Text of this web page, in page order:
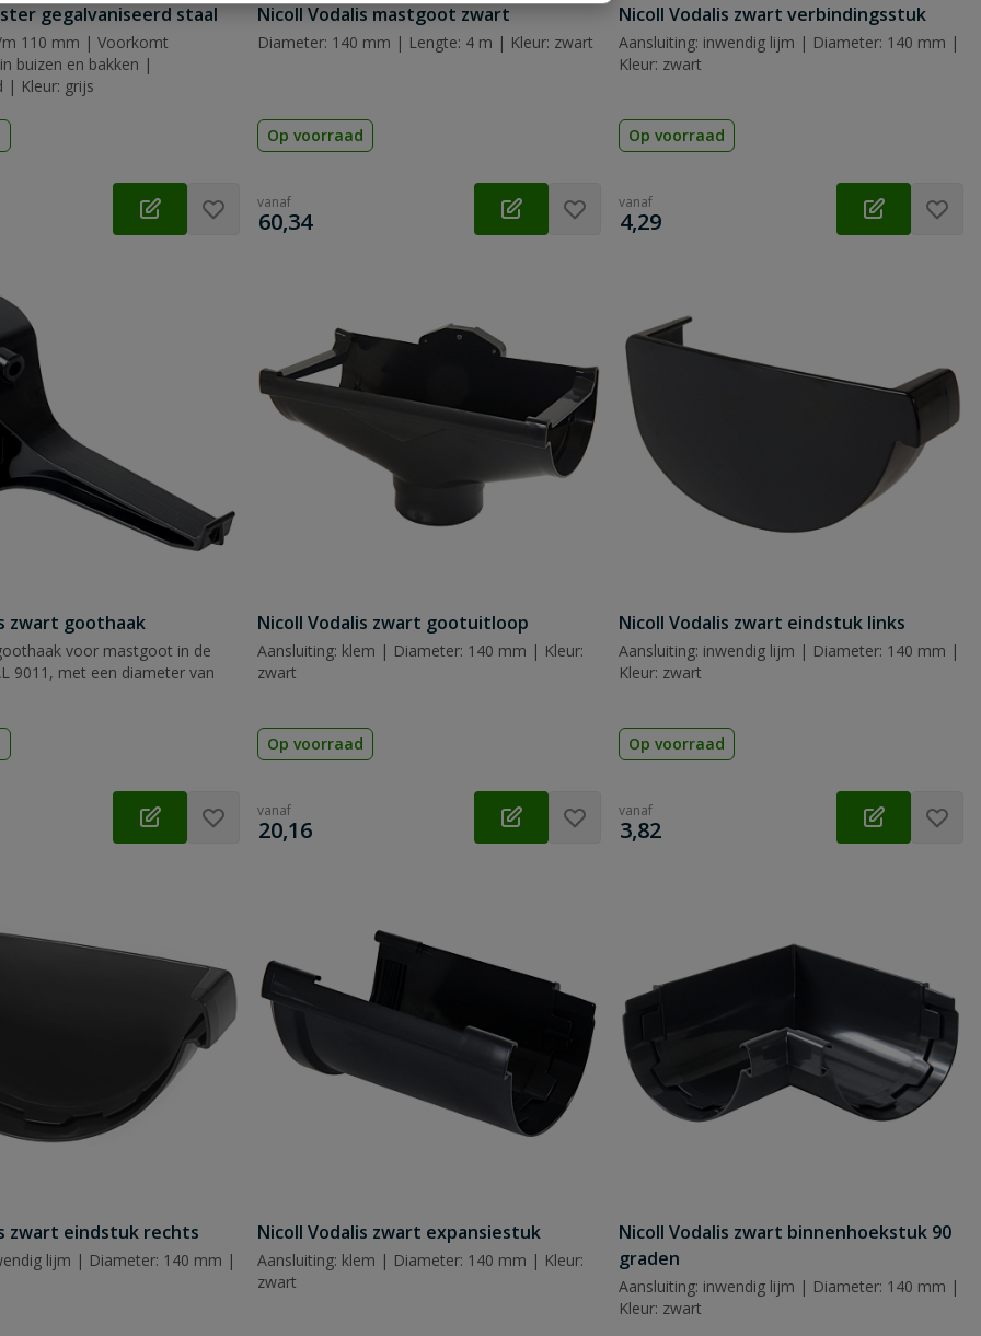
gegalvaniseerd staal
110 mm | Voorkomt
buizen en bakken |
| Kleur: grijs
Nicoll Vodalis mastgoot zwart
Diameter: 140 mm | Lengte: 4 m | Kleur: zwart
Op voorraad
vanaf
€
60,34
Nicoll Vodalis zwart verbindingsstuk
Aansluiting: inwendig lijm | Diameter: 140 mm |
Kleur: zwart
Op voorraad
vanaf
€
4,29
zwart goothaak
voor mastgoot in de
9011, met een diameter van
Nicoll Vodalis zwart gootuitloop
Aansluiting: klem | Diameter: 140 mm | Kleur:
zwart
Op voorraad
vanaf
€
20,16
Nicoll Vodalis zwart eindstuk links
Aansluiting: inwendig lijm | Diameter: 140 mm |
Kleur: zwart
Op voorraad
vanaf
€
3,82
zwart eindstuk rechts
lijm | Diameter: 140 mm |
Nicoll Vodalis zwart expansiestuk
Aansluiting: klem | Diameter: 140 mm | Kleur:
zwart
Nicoll Vodalis zwart binnenhoekstuk 90
graden
Aansluiting: inwendig lijm | Diameter: 140 mm |
Kleur: zwart